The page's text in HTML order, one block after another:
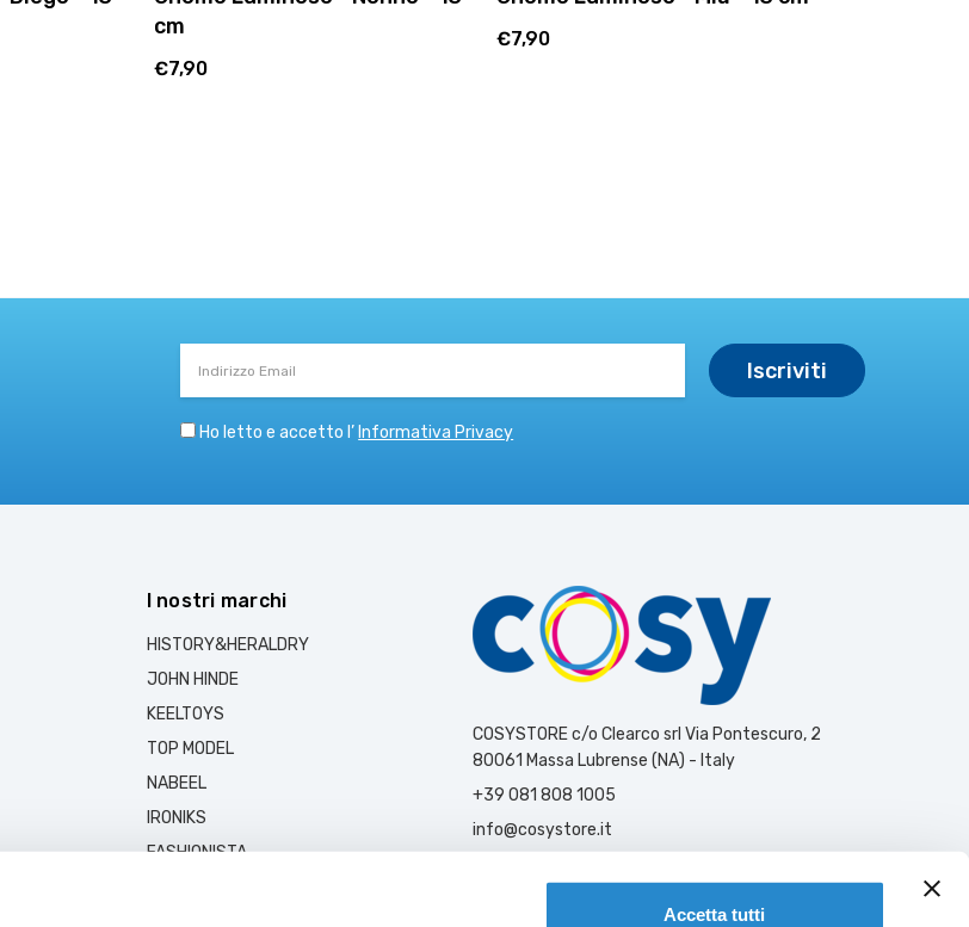
Accetta tutti
Email
Ho letto e accetto l’ Informativa Privacy
I nostri marchi
HISTORY&HERALDRY
JOHN HINDE
KEELTOYS
TOP MODEL
NABEEL
IRONIKS
FASHIONISTA
COSYSTORE c/o Clearco srl Via Pontescuro, 2
80061 Massa Lubrense (NA) - Italy
+39 081 808 1005
info@cosystore.it